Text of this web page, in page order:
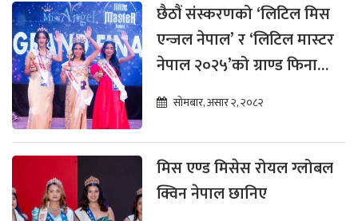
छैठौं संस्करणको ‘लिटिल मिस
एन्जल नेपाल’ र ‘लिटिल मास्टर
नेपाल २०२५’को ग्राण्ड फिनाले
सम्पन्नसोमबार, असार २, २०८२
मिस एण्ड मिसेस रोयल ग्लोबल
क्विन नेपाल छानिए